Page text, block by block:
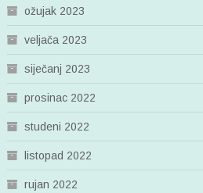
ožujak 2023
veljača 2023
siječanj 2023
prosinac 2022
studeni 2022
listopad 2022
rujan 2022